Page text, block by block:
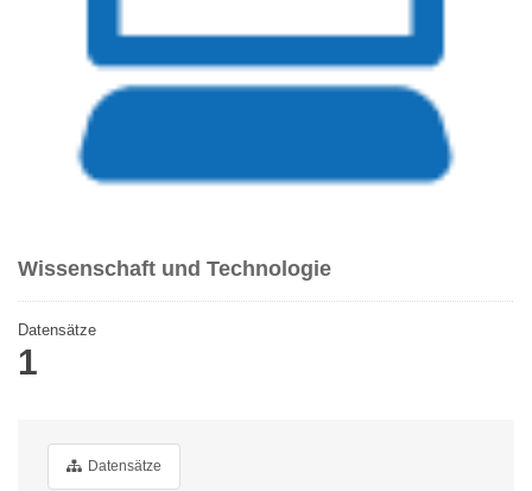
Wissenschaft und Technologie
Datensätze
1
Datensätze